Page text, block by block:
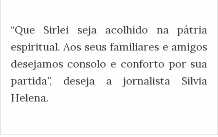
“Que Sirlei seja acolhido na pátria
espiritual. Aos seus familiares e amigos
desejamos consolo e conforto por sua
partida”, deseja a jornalista Silvia
Helena.